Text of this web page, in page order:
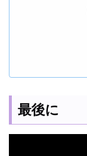
最後に